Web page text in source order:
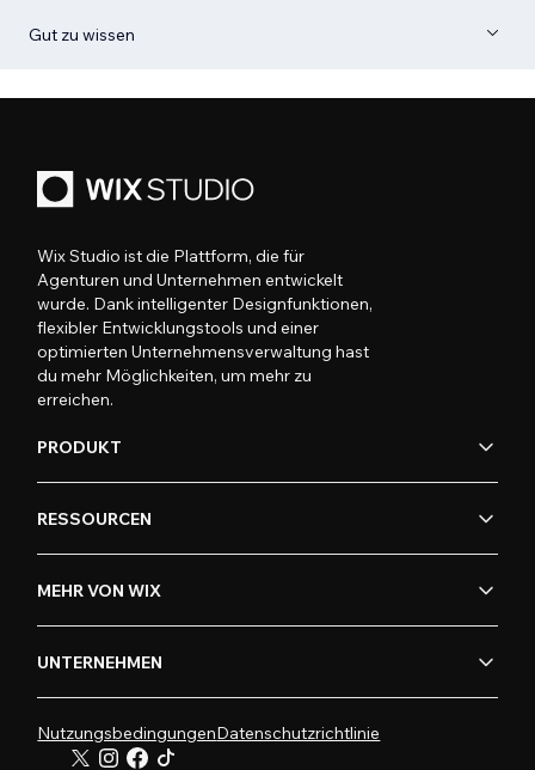
Gut zu wissen
Wix Studio ist die Plattform, die für
Agenturen und Unternehmen entwickelt
wurde. Dank intelligenter Designfunktionen,
flexibler Entwicklungstools und einer
optimierten Unternehmensverwaltung hast
du mehr Möglichkeiten, um mehr zu
erreichen.
PRODUKT
RESSOURCEN
MEHR VON WIX
UNTERNEHMEN
NutzungsbedingungenDatenschutzrichtlinie